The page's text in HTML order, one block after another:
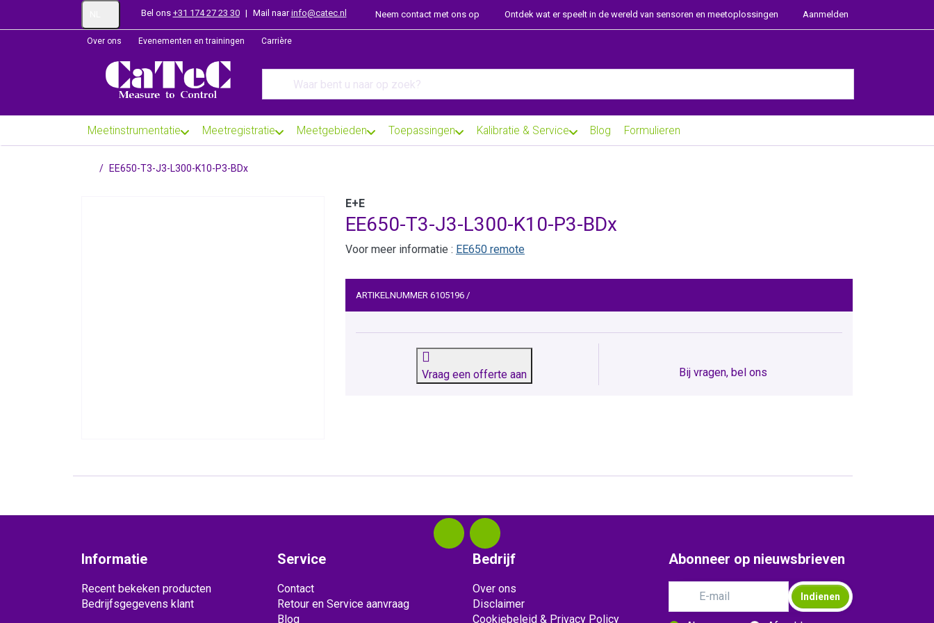
Bel ons +31 174 27 23 30 | Mail naarinfo@catec.nl Neem contact met ons op Ontdek wat er speelt in de wereld van sensoren en meetoplossingen Aanmelden
Over ons Evenementen en trainingen Carrière
Meetinstrumentatie Meetregistratie Meetgebieden Toepassingen Kalibratie & Service Blog Formulieren
Startpagina
EE650-T3-J3-L300-K10-P3-BDx
E+E
EE650-T3-J3-L300-K10-P3-BDx
Voor meer informatie : EE650 remote
ARTIKELNUMMER 6105196 /
Vraag een offerte aan Bij vragen, bel ons
Informatie
Recent bekeken producten
Bedrijfsgegevens klant
Service
Contact
Retour en Service aanvraag
Blog
Bedrijf
Over ons
Disclaimer
Cookiebeleid & Privacy Policy
Abonneer op nieuwsbrieven
Indienen